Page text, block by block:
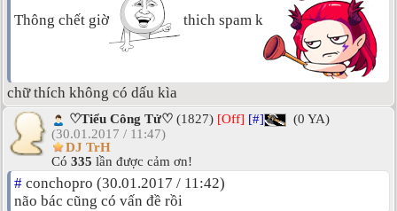
Thông chết giờ thich spam k
chữ thích không có dấu kìa
♡Tiểu Công Tử♡ (1827) [Off] [#]
(0 YA)
(30.01.2017 / 11:47)
DJ TrH
Có 335 lần được cảm ơn!
# conchopro (30.01.2017 / 11:42)
não bác cũng có vấn đề rồi